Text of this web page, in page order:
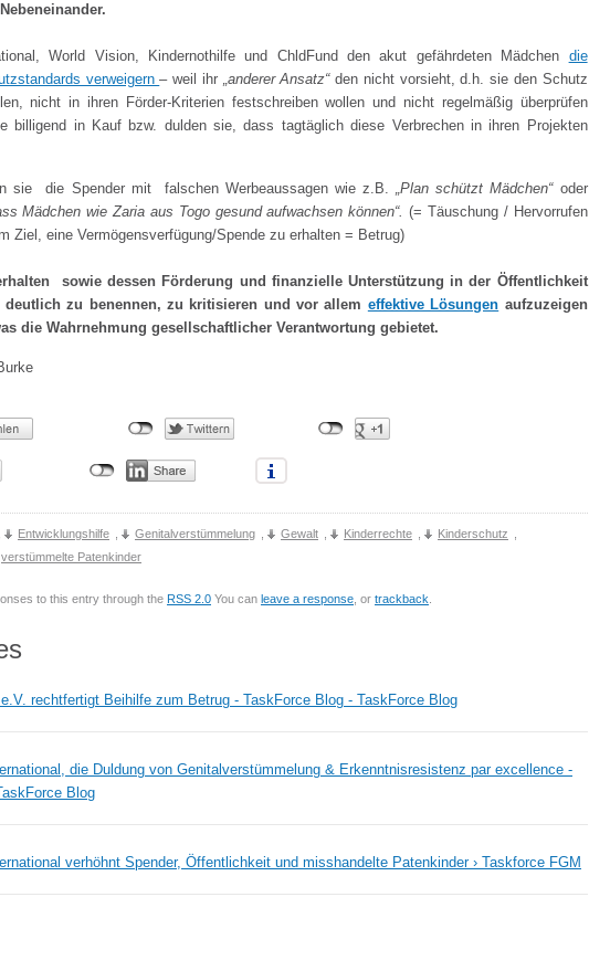
World Vision, Kindernothilfe und ChldFund den akut gefährdeten Mädchen die
verweigern– weil ihr „anderer Ansatz“den nicht vorsieht, d.h. sie den Schutz
nicht in ihren Förder-Kriterien festschreiben wollen und nicht regelmäßig überprüfen
billigend in Kauf bzw. dulden sie, dass tagtäglich diese Verbrechen in ihren Projekten
sie die Spender mit falschen Werbeaussagen wie z.B.„Plan schützt Mädchen“ oder
Mädchen wie Zaria aus Togo gesund aufwachsen können“.(= Täuschung / Hervorrufen
Ziel, eine Vermögensverfügung/Spende zu erhalten = Betrug)
sowie dessen Förderung und finanzielle Unterstützung in der Öffentlichkeit
zu benennen, zu kritisieren und vor allem effektive Lösungen aufzuzeigen
die Wahrnehmung gesellschaftlicher Verantwortung gebietet.
Entwicklungshilfe Genitalverstümmelung Gewalt Kinderrechte Kinderschutz
verstümmelte Patenkinder
to this entry through the RSS 2.0 You can leave a response , or trackback
rechtfertigt Beihilfe zum Betrug - TaskForce Blog - TaskForce Blog
die Duldung von Genitalverstümmelung & Erkenntnisresistenz par excellence -
Blog
verhöhnt Spender, Öffentlichkeit und misshandelte Patenkinder › Taskforce FGM